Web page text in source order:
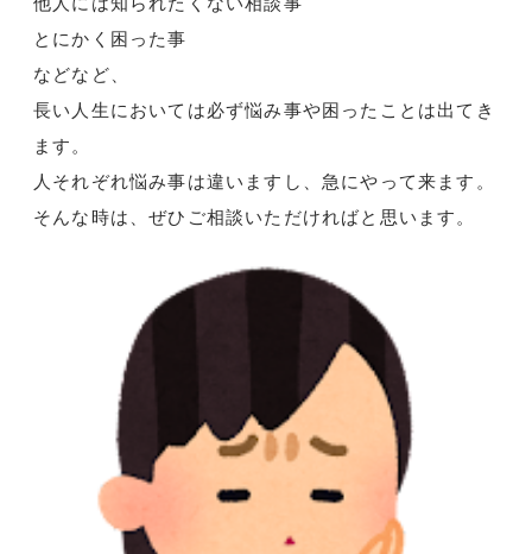
とにかく困った事
などなど、
長い人生においては必ず悩み事や困ったことは出てき
ます。
人それぞれ悩み事は違いますし、急にやって来ます。
そんな時は、ぜひご相談いただければと思います。